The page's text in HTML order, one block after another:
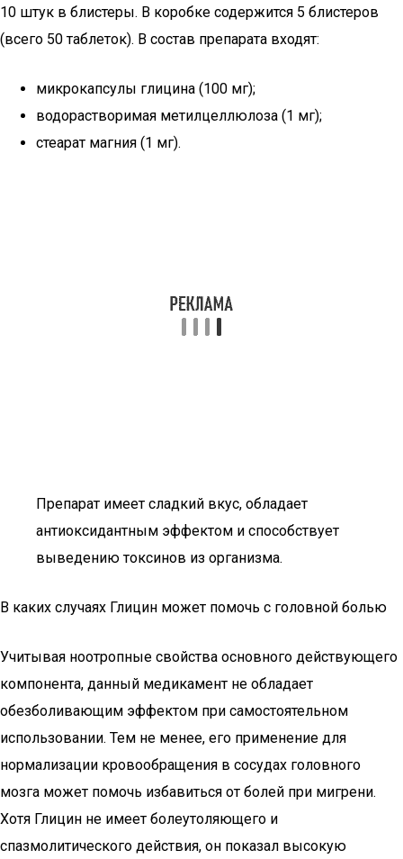
10 штук в блистеры. В коробке содержится 5 блистеров
(всего 50 таблеток). В состав препарата входят:
микрокапсулы глицина (100 мг);
водорастворимая метилцеллюлоза (1 мг);
стеарат магния (1 мг).
Препарат имеет сладкий вкус, обладает
антиоксидантным эффектом и способствует
выведению токсинов из организма.
В каких случаях Глицин может помочь с головной болью
Учитывая ноотропные свойства основного действующего
компонента, данный медикамент не обладает
обезболивающим эффектом при самостоятельном
использовании. Тем не менее, его применение для
нормализации кровообращения в сосудах головного
мозга может помочь избавиться от болей при мигрени.
Хотя Глицин не имеет болеутоляющего и
спазмолитического действия, он показал высокую